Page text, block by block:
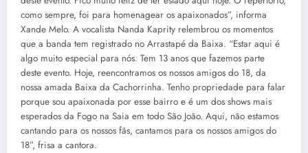
como sempre, foi para homenagear os apaixonados”, informa
Xande Melo. A vocalista Nanda Kaprity relembrou os momentos
que a banda tem registrado no Arrastapé da Baixa. “Estar aqui é
algo muito especial para nós. Tem 13 anos que fazemos parte
deste evento. Hoje, reencontramos os nossos amigos do 18, da
nossa amada Baixa da Cachorrinha. Tenho propriedade para falar
porque sou apaixonada por esse bairro e é um dos shows mais
esperados da Fogo na Saia em todo São João. Aqui, não estamos
cantando para os nossos fãs, cantamos para os nossos amigos do
18”, frisa a cantora.